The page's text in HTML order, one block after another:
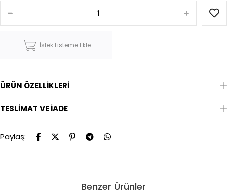
İstek Listeme Ekle
ÜRÜN ÖZELLIKLERI
TESLIMAT VE İADE
Paylaş:
Benzer Ürünler